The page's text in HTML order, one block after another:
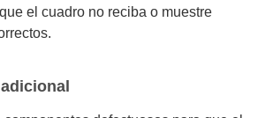
el cuadro no reciba o muestre